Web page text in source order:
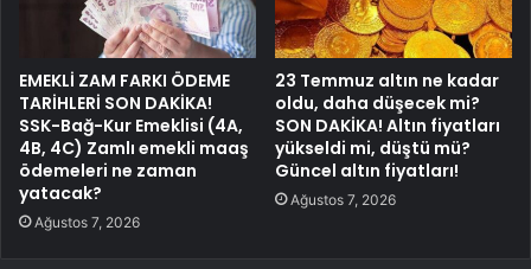
EMEKLİ ZAM FARKI ÖDEME
TARİHLERİ SON DAKİKA!
SSK-Bağ-Kur Emeklisi (4A,
4B, 4C) Zamlı emekli maaş
ödemeleri ne zaman
yatacak?
Ağustos 7, 2026
23 Temmuz altın ne kadar
oldu, daha düşecek mi?
SON DAKİKA! Altın fiyatları
yükseldi mi, düştü mü?
Güncel altın fiyatları!
Ağustos 7, 2026